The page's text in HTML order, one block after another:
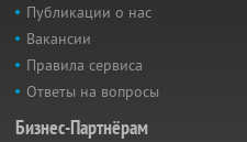
Публикации о нас
Вакансии
Правила сервиса
Ответы на вопросы
Бизнес-Партнёрам